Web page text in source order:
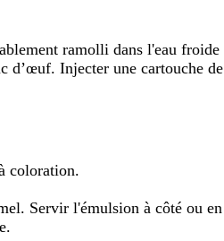
ramolli dans l'eau froide
d’œuf. Injecter une cartouche de
coloration.
Servir l'émulsion à côté ou en